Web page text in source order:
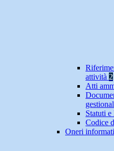
attività 2
Atti
Statuti
Codice
Oneri